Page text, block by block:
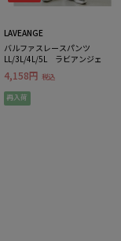
LAVEANGE
バルファスレースパンツ
LL/3L/4L/5L ラビアンジェ
4,158円 税込
再入荷